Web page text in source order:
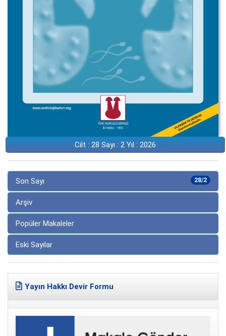
Cilt : 28 Sayı : 2 Yıl : 2026
28/2
Son Sayı
Arşiv
Popüler Makaleler
Eski Sayılar
Yayın Hakkı Devir Formu